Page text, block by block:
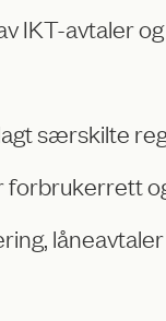
IKT-avtaler
særskilte
forbrukerrett